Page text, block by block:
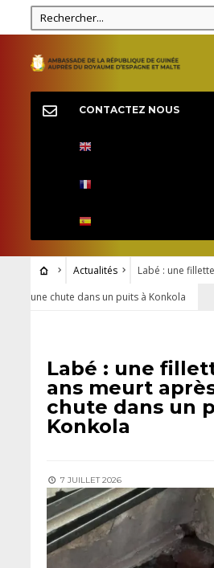
CONTACTEZ NOUS
Actualités
Labé : une
une chute dans un puits à Konkola
Labé : une
ans meurt
chute dans un
Konkola
7 JUILLET 2026